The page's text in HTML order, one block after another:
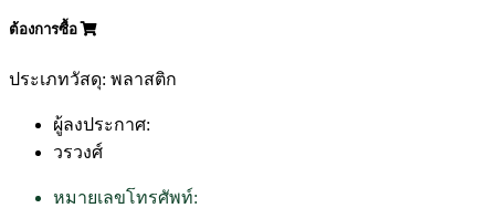
ต้องการซื้อ
ประเภทวัสดุ: พลาสติก
ผู้ลงประกาศ:
วรวงศ์
หมายเลขโทรศัพท์: